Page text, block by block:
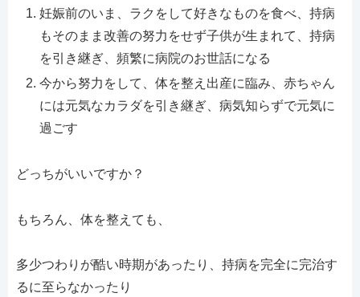
妊娠前のいま、ラクをして好きなものを食べ、持病
もそのまま改善の努力をせず子供が生まれて、持病
を引き継ぎ、頻繁に病院のお世話になる
今から努力をして、体を整え出産に臨み、赤ちゃん
には元気なカラダを引き継ぎ、病気知らずで元気に
過ごす
どっちがいいですか？
もちろん、体を整えても、
多少つわりが酷い時期があったり、持病を完全に完治す
るに至らなかったり